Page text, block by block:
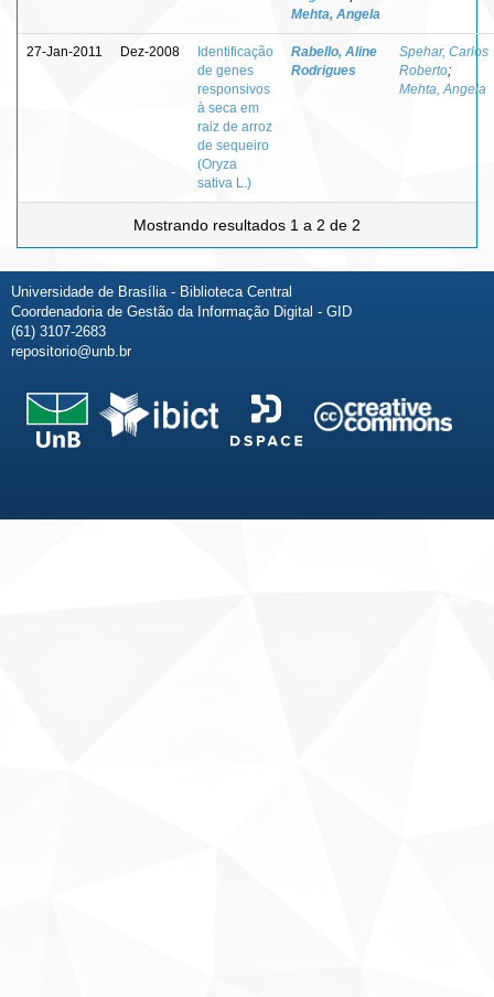
Mehta, Angela
27-Jan-2011 Dez-2008
Identificação
de genes
responsivos
à seca em
raiz de arroz
de sequeiro
(Oryza
sativa L.)
Rabello, Aline
Rodrigues
Spehar, Carlos
Roberto;
Mehta, Angela
Mostrando resultados 1 a 2 de 2
Universidade de Brasília - Biblioteca Central
Coordenadoria de Gestão da Informação Digital - GID
(61) 3107-2683
repositorio@unb.br